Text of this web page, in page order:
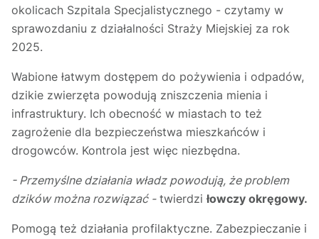
okolicach Szpitala Specjalistycznego - czytamy w
sprawozdaniu z działalności Straży Miejskiej za rok
2025.
Wabione łatwym dostępem do pożywienia i odpadów,
dzikie zwierzęta powodują zniszczenia mienia i
infrastruktury. Ich obecność w miastach to też
zagrożenie dla bezpieczeństwa mieszkańców i
drogowców. Kontrola jest więc niezbędna.
- Przemyślne działania władz powodują, że problem
dzików można rozwiązać -twierdzi łowczy okręgowy.
Pomogą też działania profilaktyczne. Zabezpieczanie i